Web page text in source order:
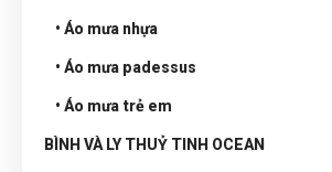
• Áo mưa nhựa
• Áo mưa padessus
• Áo mưa trẻ em
BÌNH VÀ LY THUỶ TINH OCEAN